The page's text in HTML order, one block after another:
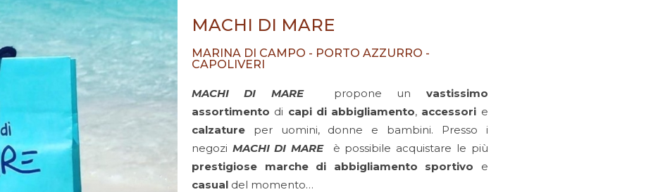
MACHI DI MARE
MARINA DI CAMPO - PORTO AZZURRO -
CAPOLIVERI
MACHI DI MARE propone un vastissimo
assortimento di capi di abbigliamento, accessori e
calzature per uomini, donne e bambini. Presso i
negozi MACHI DI MARE
è possibile acquistare le più
prestigiose marche di abbigliamento sportivo e
casual del momento…